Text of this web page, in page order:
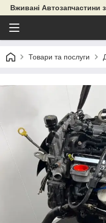
Вживані Автозапчастини
Товари та послуги